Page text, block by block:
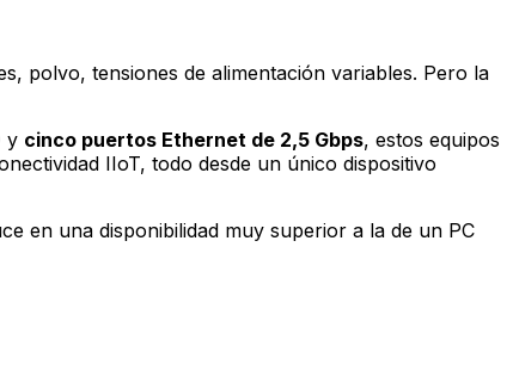
polvo, tensiones de alimentación variables. Pero la
y cinco puertos Ethernet de 2,5 Gbps, estos equipos
IIoT, todo desde un único dispositivo
en una disponibilidad muy superior a la de un PC